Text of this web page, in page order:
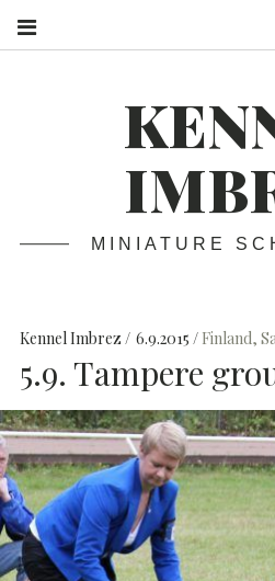
MINIATURE
Kennel Imbrez 6.9.2015 Finland,
5.9. Tampere